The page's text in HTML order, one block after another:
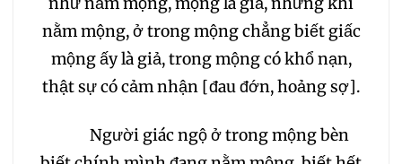
nằm mộng, ở trong mộng chẳng biết giấc
mộng ấy là giả, trong mộng có khổ nạn,
thật sự có cảm nhận [đau đớn, hoảng sợ].
Người giác ngộ ở trong mộng bèn